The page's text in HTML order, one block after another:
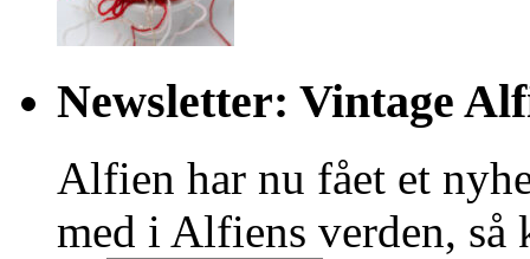
Newsletter: Vintage
Alfien har nu fået et
med i Alfiens verden,